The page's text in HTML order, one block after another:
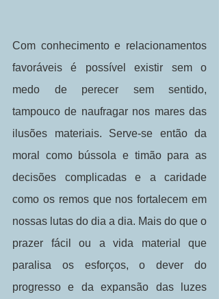
Com conhecimento e relacionamentos
favoráveis é possível existir sem o
medo de perecer sem sentido,
tampouco de naufragar nos mares das
ilusões materiais. Serve-se então da
moral como bússola e timão para as
decisões complicadas e a caridade
como os remos que nos fortalecem em
nossas lutas do dia a dia. Mais do que o
prazer fácil ou a vida material que
paralisa os esforços, o dever do
progresso e da expansão das luzes